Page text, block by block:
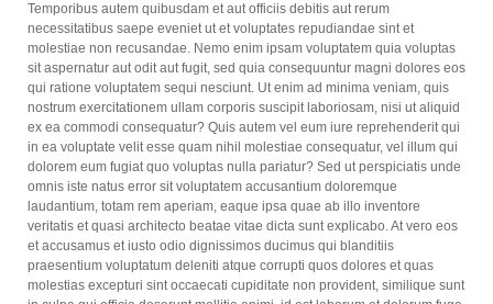
Temporibus autem quibusdam et aut officiis debitis aut rerum
necessitatibus saepe eveniet ut et voluptates repudiandae sint et
molestiae non recusandae. Nemo enim ipsam voluptatem quia voluptas
sit aspernatur aut odit aut fugit, sed quia consequuntur magni dolores eos
qui ratione voluptatem sequi nesciunt. Ut enim ad minima veniam, quis
nostrum exercitationem ullam corporis suscipit laboriosam, nisi ut aliquid
ex ea commodi consequatur? Quis autem vel eum iure reprehenderit qui
in ea voluptate velit esse quam nihil molestiae consequatur, vel illum qui
dolorem eum fugiat quo voluptas nulla pariatur? Sed ut perspiciatis unde
omnis iste natus error sit voluptatem accusantium doloremque
laudantium, totam rem aperiam, eaque ipsa quae ab illo inventore
veritatis et quasi architecto beatae vitae dicta sunt explicabo. At vero eos
et accusamus et iusto odio dignissimos ducimus qui blanditiis
praesentium voluptatum deleniti atque corrupti quos dolores et quas
molestias excepturi sint occaecati cupiditate non provident, similique sunt